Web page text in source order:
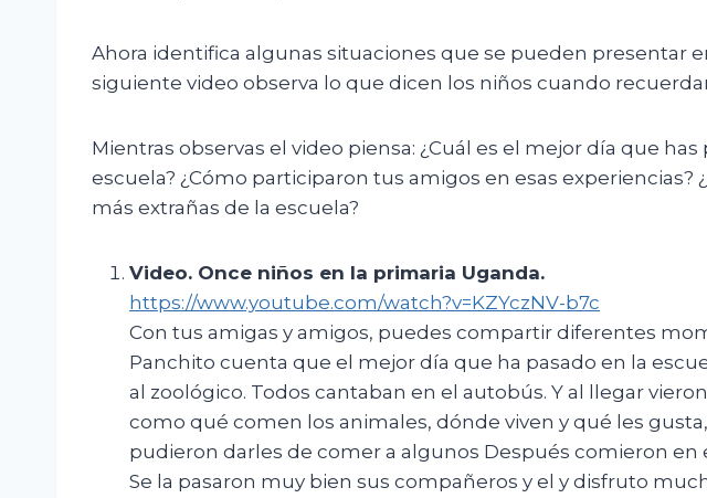
Ahora identifica algunas situaciones que se pueden presentar
siguiente video observa lo que dicen los niños cuando
Mientras observas el video piensa: ¿Cuál es el mejor día que
escuela? ¿Cómo participaron tus amigos en esas
más extrañas de la escuela?
Video. Once niños en la primaria Uganda.
https://www.youtube.com/watch?v=KZYczNV-b7c
Con tus amigas y amigos, puedes compartir diferentes
Panchito cuenta que el mejor día que ha pasado en la
al zoológico. Todos cantaban en el autobús. Y al llegar
como qué comen los animales, dónde viven y qué les
pudieron darles de comer a algunos Después comieron en
Se la pasaron muy bien sus compañeros y el y disfruto